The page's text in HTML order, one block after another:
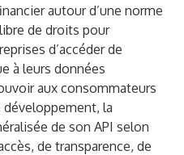
autour d’une norme
de droits pour
d’accéder de
à leurs données
aux consommateurs
la
de son API selon
de transparence, de